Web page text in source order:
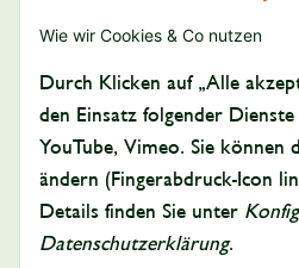
Wie wir Cookies & Co nutzen
Durch Klicken auf „Alle
den Einsatz folgender
YouTube, Vimeo. Sie können
ändern (Fingerabdruck-Icon
Details finden Sie unter
Datenschutzerklärung.
Bezahlen Sie bequem per: